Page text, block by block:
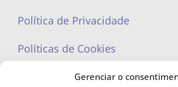
Gerenciar o
Política de Privacidade
Políticas de Cookies